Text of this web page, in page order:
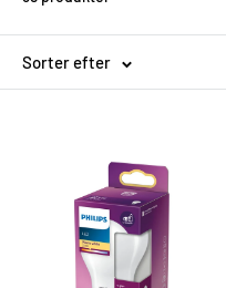
Sorter efter